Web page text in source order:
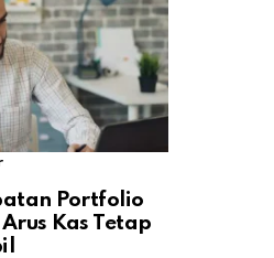
Portfolio
Kas Tetap